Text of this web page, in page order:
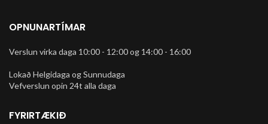
OPNUNARTÍMAR
Verslun virka daga 10:00 - 12:00 og 14:00 - 16:00
Lokað Helgidaga og Sunnudaga
Vefverslun opin 24t alla daga
FYRIRTÆKIÐ